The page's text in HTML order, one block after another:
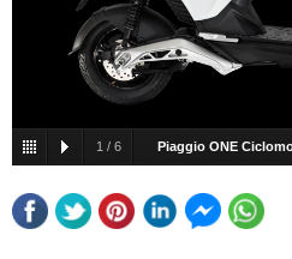
1 / 6 Piaggio ONE